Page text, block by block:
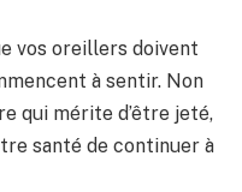
vos oreillers doivent
à sentir. Non
qui mérite d’être jeté,
santé de continuer à